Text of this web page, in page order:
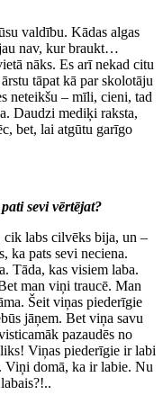
valdību. Kādas algas
nav, kur braukt…
nāks. Es arī nekad citu
tāpat kā par skolotāju
neteikšu – mīli, cieni, tad
Daudzi mediķi raksta,
bet, lai atgūtu garīgo
sevi vērtējat?
labs cilvēks bija, un –
ka pats sevi neciena.
Tāda, kas visiem laba.
man viņi traucē. Man
Šeit viņas piederīgie
jāņem. Bet viņa savu
pazaudēs no
Viņas piederīgie ir labi
Viņi domā, ka ir labie. Nu